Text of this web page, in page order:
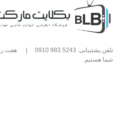
تلفن پشتیبانی: 5243 983 0910 |
شما هستیم.